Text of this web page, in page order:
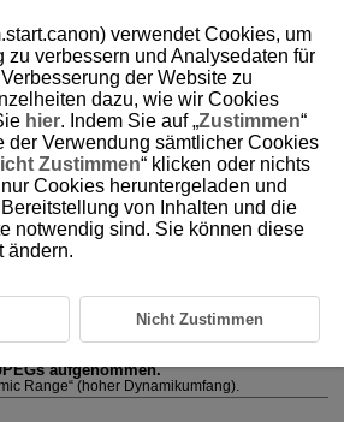
ausgeschnittenen Höhepunkten und
hohen Dynamikumfang von Farbtönen
aufnehmen. HDR-Aufnahmen sind
und Stillleben.
bewusst mit unterschiedlichen
unter- und überbelichtet) aufgenommene
aufgenommen.
Range“ (hoher Dynamikumfang).
verwendet Cookies, um
zu verbessern und Analysedaten für
der Website zu
dazu, wie wir Cookies
hier. Indem Sie auf „Zustimmen“
der Verwendung sämtlicher Cookies
Zustimmen“ klicken oder nichts
Cookies heruntergeladen und
von Inhalten und die
notwendig sind. Sie können diese
ändern.
Nicht Zustimmen